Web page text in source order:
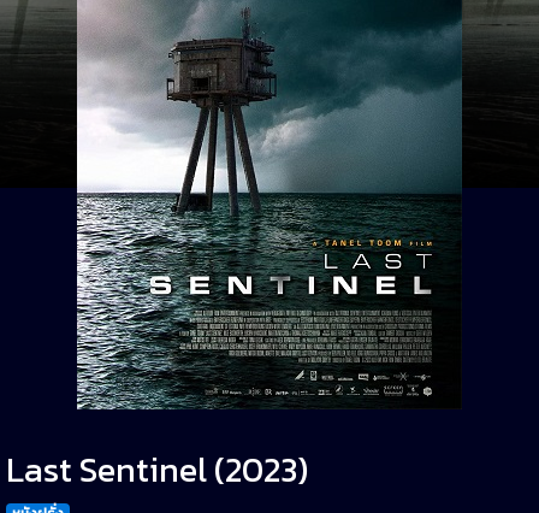
Last Sentinel (2023)